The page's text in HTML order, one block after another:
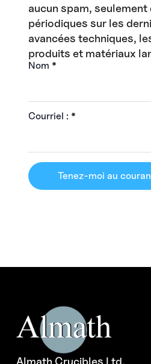
aucun spam,
périodiques sur les
avancées techniques,
produits et matériaux
Nom *
Courriel : *
Tenez-moi au
Almath Crucibles Ltd.